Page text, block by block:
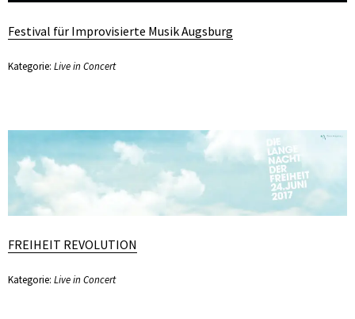
Festival für Improvisierte Musik Augsburg
Kategorie: Live in Concert
FREIHEIT REVOLUTION
Kategorie: Live in Concert